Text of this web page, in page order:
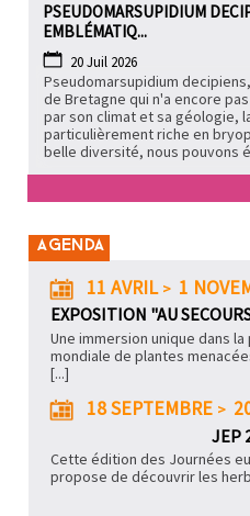
PSEUDOMARSUPIDIUM
EMBLÉMATIQ...
20 Juil 2026
Pseudomarsupidium
de Bretagne qui n'a encore
par son climat et sa géologie,
particulièrement riche en
belle diversité, nous pouvons
11 AVRIL- 1
Une immersion unique dans
mondiale de plantes
[...]
JEP
18 SEPTEMBRE-
Cette édition des Journées
propose de découvrir les